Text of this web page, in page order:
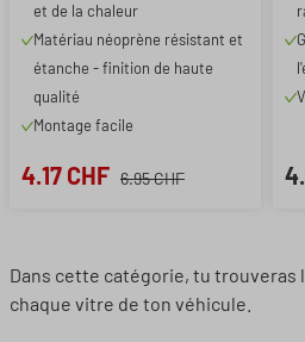
et de la chaleur
Matériau néoprène résistant et
étanche - finition de haute
qualité
Montage facile
4.17 CHF 6.95 CHF
Dans cette catégorie, tu trouveras
chaque vitre de ton véhicule.